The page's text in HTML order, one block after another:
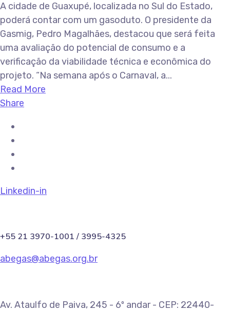
A cidade de Guaxupé, localizada no Sul do Estado,
poderá contar com um gasoduto. O presidente da
Gasmig, Pedro Magalhães, destacou que será feita
uma avaliação do potencial de consumo e a
verificação da viabilidade técnica e econômica do
projeto. “Na semana após o Carnaval, a...
Read More
Share
Linkedin-in
+55 21 3970-1001 / 3995-4325
abegas@abegas.org.br
Av. Ataulfo de Paiva, 245 - 6º andar - CEP: 22440-